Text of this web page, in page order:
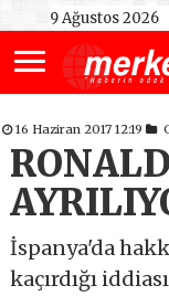
9 Ağustos 2026
16 Haziran 2017 12:19
İspanya'da
kaçırdığı